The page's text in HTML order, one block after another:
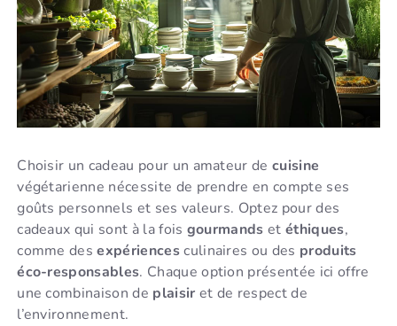
Choisir un cadeau pour un amateur decuisine
végétarienne nécessite de prendre en compte ses
goûts personnels et ses valeurs. Optez pour des
cadeaux qui sont à la fois gourmands et éthiques,
comme desexpériencesculinaires ou des produits
éco-responsables. Chaque option présentée ici offre
une combinaison de plaisir et de respect de
l’environnement.